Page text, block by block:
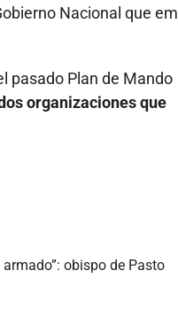
Nacional que
pasado Plan de Mando
organizaciones que
obispo de Pasto